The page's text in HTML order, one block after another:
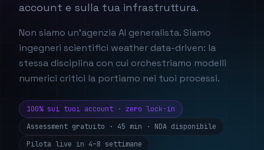
account e sulla tua infrastruttura.
Non siamo un'agenzia AI generalista. Siamo
ingegneri scientifici weather data-driven: la
stessa disciplina con cui orchestriamo modelli
numerici critici la portiamo nei tuoi processi.
100% sui tuoi account · zero lock-in
Assessment gratuito · 45 min · NDA disponibile
Pilota live in 4–8 settimane